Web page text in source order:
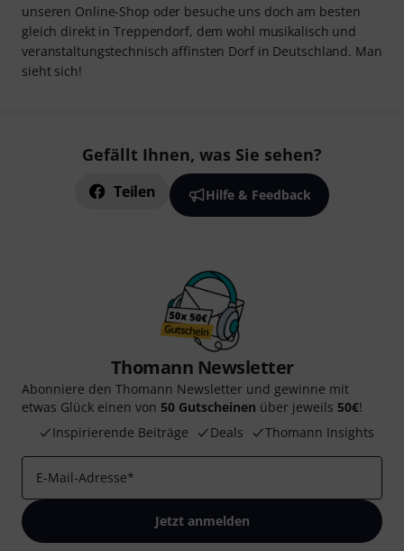
unseren Online-Shop oder besuche uns doch am besten
gleich direkt in Treppendorf, dem wohl musikalisch und
veranstaltungstechnisch affinsten Dorf in Deutschland. Man
sieht sich!
Gefällt Ihnen, was Sie sehen?
Teilen Hilfe & Feedback
Thomann Newsletter
Abonniere den Thomann Newsletter und gewinne mit
etwas Glück einen von 50 Gutscheinen über jeweils 50€!
Inspirierende Beiträge
Deals Thomann Insights
E-Mail-Adresse*
Jetzt anmelden